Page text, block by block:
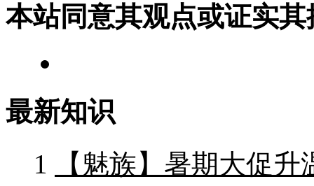
本站同意其观点或证实其
最新知识
1
【魅族】暑期大促